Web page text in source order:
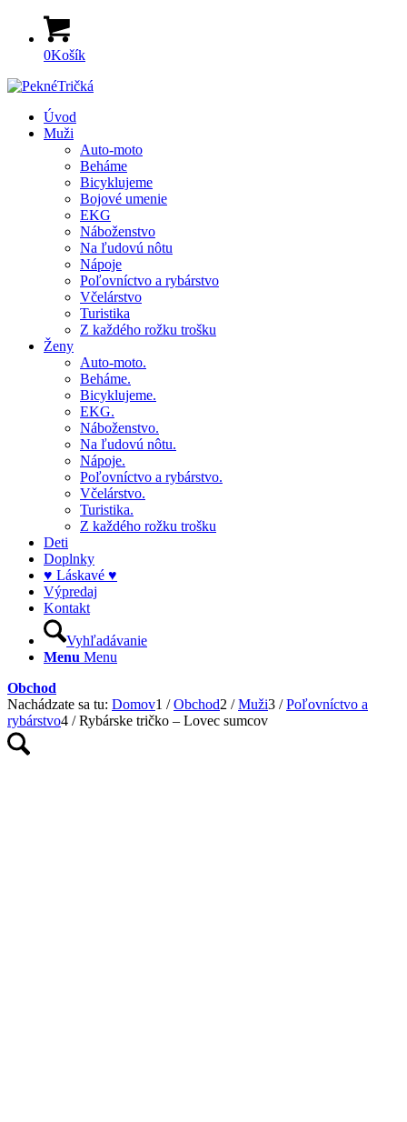
0Košík
Úvod
Muži
Auto-moto
Beháme
Bicyklujeme
Bojové umenie
EKG
Náboženstvo
Na ľudovú nôtu
Nápoje
Poľovníctvo a rybárstvo
Včelárstvo
Turistika
Z každého rožku trošku
Ženy
Auto-moto.
Beháme.
Bicyklujeme.
EKG.
Náboženstvo.
Na ľudovú nôtu.
Nápoje.
Poľovníctvo a rybárstvo.
Včelárstvo.
Turistika.
Z každého rožku trošku
Deti
Doplnky
♥ Láskavé ♥
Výpredaj
Kontakt
Vyhľadávanie
Menu Menu
Obchod
Nachádzate sa tu: Domov1 / Obchod2 / Muži3 / Poľovníctvo a
rybárstvo4 / Rybárske tričko – Lovec sumcov